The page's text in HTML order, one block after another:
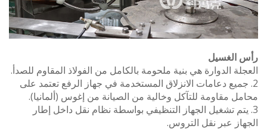
الدوارة هي بنية ملحومة بالكامل من الفولاذ المقاوم للصدأ.
دعامات الانزلاق المستخدمة في جهاز الرفع تعتمد على
مقاومة للتآكل وخالية من الصيانة من إغوس (ألمانيا).
تشغيل الجهاز التنظيفي بواسطة نظام نقل داخل إطار
عبر نقل التروس.